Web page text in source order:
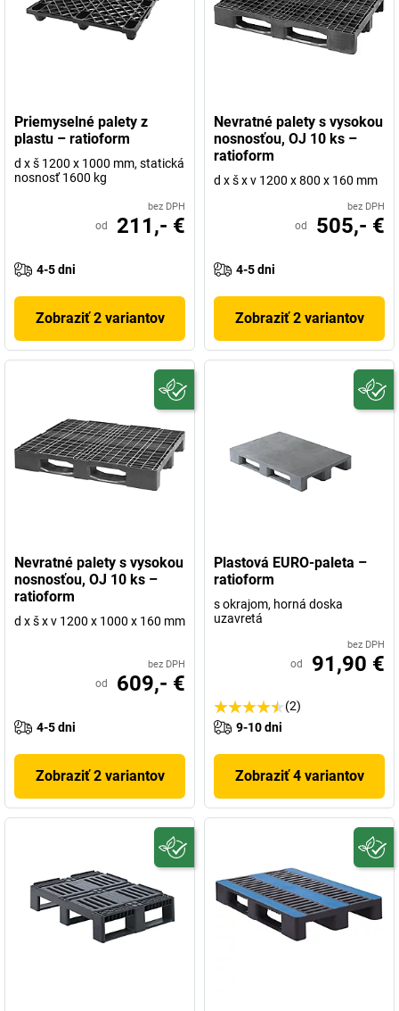
Priemyselné palety z
plastu – ratioform
d x š 1200 x 1000 mm, statická
nosnosť 1600 kg
bez DPH
od 211,- €
4-5 dni
Zobraziť 2 variantov
Nevratné palety s vysokou
nosnosťou, OJ 10 ks –
ratioform
d x š x v 1200 x 800 x 160 mm
bez DPH
od 505,- €
4-5 dni
Zobraziť 2 variantov
Nevratné palety s vysokou
nosnosťou, OJ 10 ks –
ratioform
d x š x v 1200 x 1000 x 160 mm
bez DPH
od 609,- €
4-5 dni
Zobraziť 2 variantov
Plastová EURO-paleta –
ratioform
s okrajom, horná doska
uzavretá
bez DPH
od 91,90 €
(2)
9-10 dni
Zobraziť 4 variantov